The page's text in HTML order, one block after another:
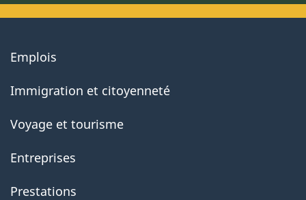
About
government
Emplois
Immigration et citoyenneté
Voyage et tourisme
Entreprises
Prestations